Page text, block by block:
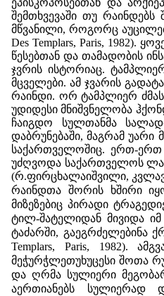
ეპისკოპოსებთან და
შემთხვევაში თუ
მწვანილი, როგორც
Des Templars, Paris, 1982).
წესებთან და თამადობის
ჯვრის ისტორიაც.
მცველები. ამ ჯვარის
რაინდი. ორ ტამპლიერ ძმას
უდიდესი მნიშვნელობა
ჩაიგდო სულთანმა
დაბრუნებაში, მაგრამ უარი
საქართველოშიც. ერთ-ერთ
უძღვოდა საქართველოს
(რ.ფირცხალაიშვილი,
რაინდთა შორის ხშირი
მიზეზებიც პირადი
ტილ-შატელიდან მივიდა
ტაძარში, გაეგრძელებინა
Templars, Paris, 1982).
მეჭურჭლეთუხუცესი შოთა
და ღრმა სულიერი
აერთიანებს სულიერად